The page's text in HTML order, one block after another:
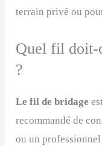
terrain privé ou
Quel fil doit-
?
Le fil de bridage
recommandé de
ou un